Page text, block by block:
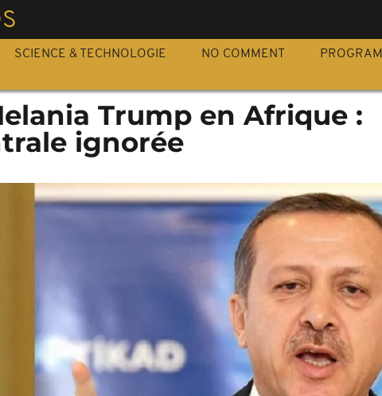
SCIENCE & TECHNOLOGIE NO COMMENT
Trump en Afrique :
ignorée